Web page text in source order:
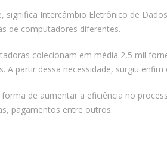
significa Intercâmbio Eletrônico de
de computadores diferentes.
colecionam em média 2,5 mil
A partir dessa necessidade, surgiu
de aumentar a eficiência no
pagamentos entre outros.